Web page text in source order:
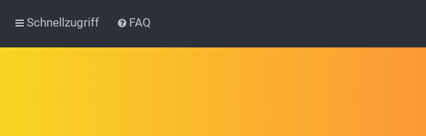
Schnellzugriff FAQ